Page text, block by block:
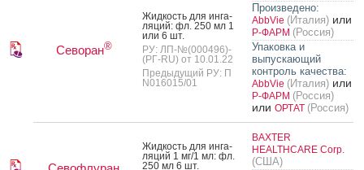
Севоран®
Жид­кость для ин­га­
ляций: фл. 250 мл 1
или 6 шт.
РУ: ЛП-№(000496)-
(РГ-RU) от 10.01.22
Предыдущий РУ: П
N016015/01
Произведено:
AbbVie (Италия) или
Р-ФАРМ (Россия)
Упаковка и
выпускающий
контроль качества:
AbbVie (Италия) или
Р-ФАРМ (Россия)
или ОРТАТ (Россия)
Жид­кость для ин­га­
ляций 1 мг/1 мл: фл.
250 мл 6 шт.
BAXTER
HEALTHCARE Corp.
(США)